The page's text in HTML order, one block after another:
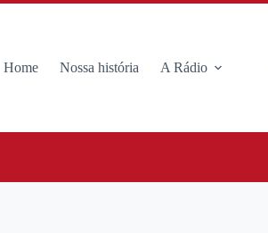
Home Nossa história A Rádio